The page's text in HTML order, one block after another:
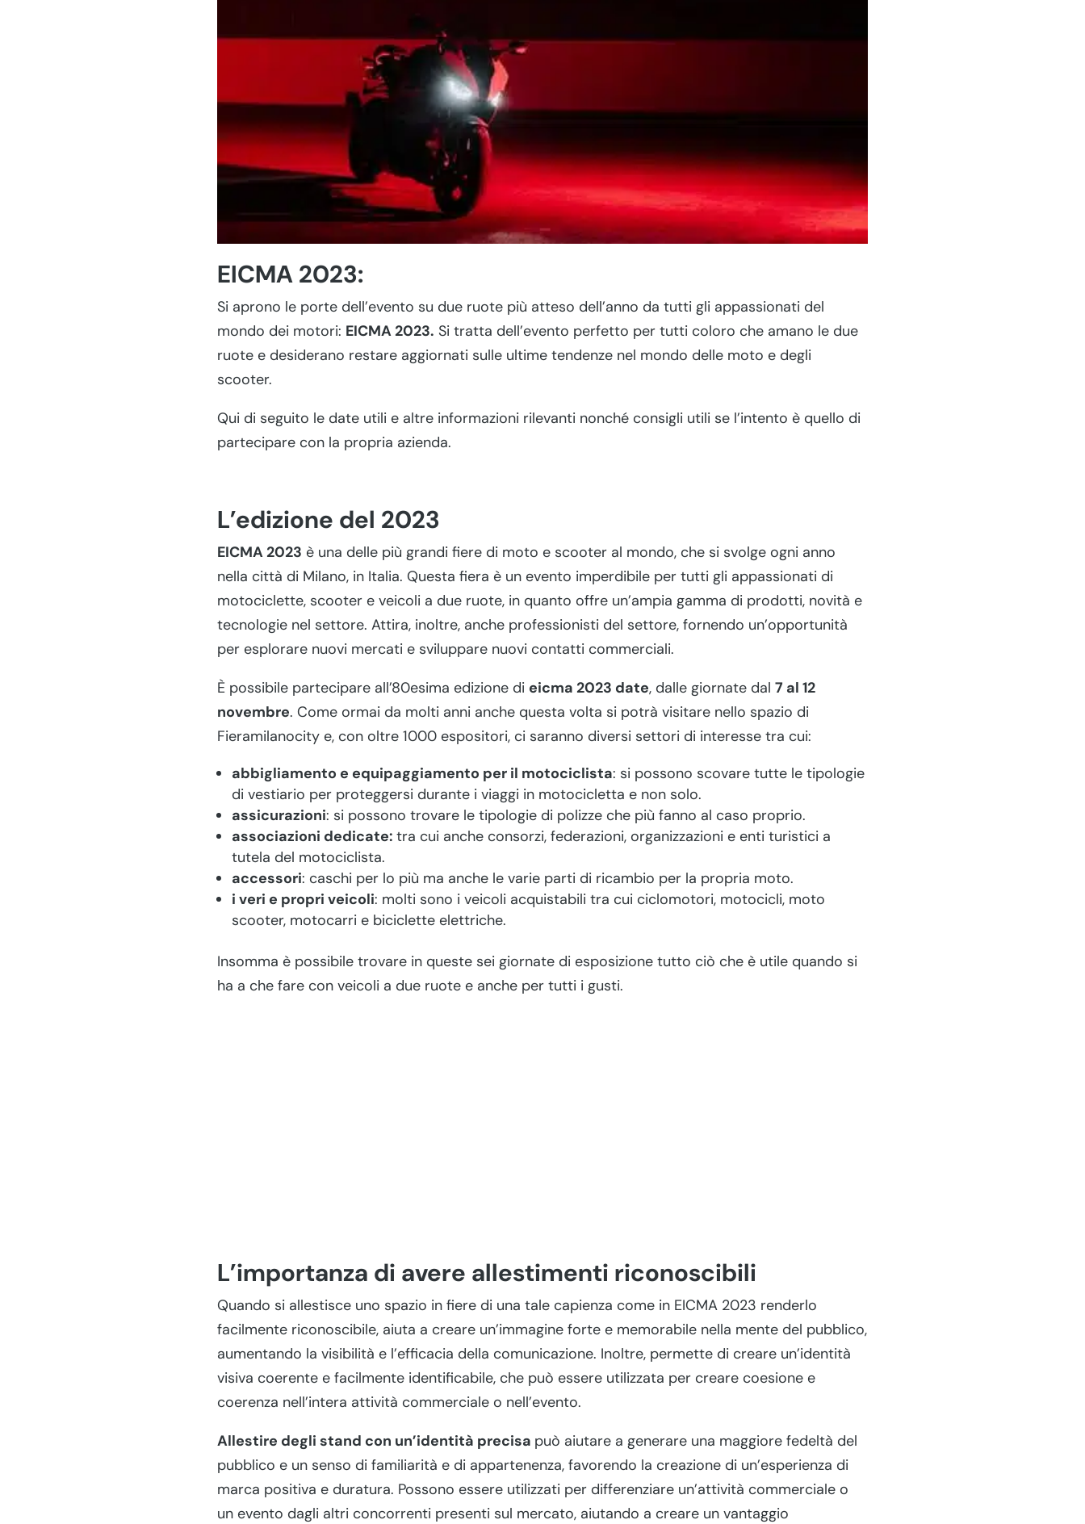
EICMA 2023:
Si aprono le porte dell’evento su due ruote più atteso dell’anno da tutti gli appassionati del
mondo dei motori: EICMA 2023. Si tratta dell’evento perfetto per tutti coloro che amano le due
ruote e desiderano restare aggiornati sulle ultime tendenze nel mondo delle moto e degli
scooter.
Qui di seguito le date utili e altre informazioni rilevanti nonché consigli utili se l’intento è quello di
partecipare con la propria azienda.
L’edizione del 2023
EICMA 2023 è una delle più grandi fiere di moto e scooter al mondo, che si svolge ogni anno
nella città di Milano, in Italia. Questa fiera è un evento imperdibile per tutti gli appassionati di
motociclette, scooter e veicoli a due ruote, in quanto offre un’ampia gamma di prodotti, novità e
tecnologie nel settore. Attira, inoltre, anche professionisti del settore, fornendo un’opportunità
per esplorare nuovi mercati e sviluppare nuovi contatti commerciali.
È possibile partecipare all’80esima edizione di eicma 2023 date, dalle giornate dal 7 al 12
novembre. Come ormai da molti anni anche questa volta si potrà visitare nello spazio di
Fieramilanocity e, con oltre 1000 espositori, ci saranno diversi settori di interesse tra cui:
abbigliamento e equipaggiamento per il motociclista: si possono scovare tutte le tipologie
di vestiario per proteggersi durante i viaggi in motocicletta e non solo.
assicurazioni: si possono trovare le tipologie di polizze che più fanno al caso proprio.
associazioni dedicate: tra cui anche consorzi, federazioni, organizzazioni e enti turistici a
tutela del motociclista.
accessori: caschi per lo più ma anche le varie parti di ricambio per la propria moto.
i veri e propri veicoli: molti sono i veicoli acquistabili tra cui ciclomotori, motocicli, moto
scooter, motocarri e biciclette elettriche.
Insomma è possibile trovare in queste sei giornate di esposizione tutto ciò che è utile quando si
ha a che fare con veicoli a due ruote e anche per tutti i gusti.
L’importanza di avere allestimenti riconoscibili
Quando si allestisce uno spazio in fiere di una tale capienza come in EICMA 2023 renderlo
facilmente riconoscibile, aiuta a creare un’immagine forte e memorabile nella mente del pubblico,
aumentando la visibilità e l’efficacia della comunicazione. Inoltre, permette di creare un’identità
visiva coerente e facilmente identificabile, che può essere utilizzata per creare coesione e
coerenza nell’intera attività commerciale o nell’evento.
Allestire degli stand con un’identità precisa può aiutare a generare una maggiore fedeltà del
pubblico e un senso di familiarità e di appartenenza, favorendo la creazione di un’esperienza di
marca positiva e duratura. Possono essere utilizzati per differenziare un’attività commerciale o
un evento dagli altri concorrenti presenti sul mercato, aiutando a creare un vantaggio